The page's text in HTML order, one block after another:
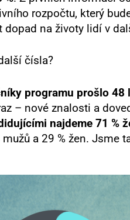
rozpočtu, který
dopad na životy lidí v
čísla?
programu prošlo 48
– nové znalosti a
najdeme 71 %
mužů a 29 % žen. Jsme